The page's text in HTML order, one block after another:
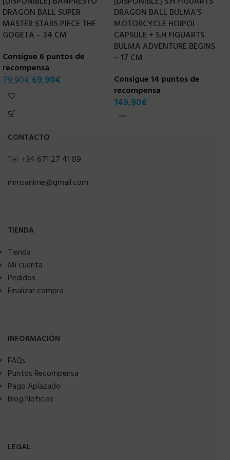
DRAGON BALL SUPER
MASTER STARS PIECE THE
GOGETA – 34 CM
Consigue 6 puntos de
recompensa
79,90€ 69,90€
DRAGON BALL BULMA’S
MOTORCYCLE HOIPOI
CAPSULE + S.H FIGUARTS
BULMA ADVENTURE BEGINS
– 17 CM
Consigue 14 puntos de
recompensa
149,90€
CONTACTO
Tel: +34 671 27 41 89
mmsanime@gmail.com
TIENDA
Tienda
Mi cuenta
Pedidos
Finalizar compra
INFORMACIÓN
FAQs
Puntos Recompensa
Pago Aplazado
Blog Noticias
LEGAL